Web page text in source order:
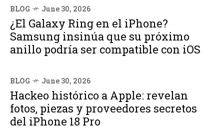
BLOG June 30, 2026
¿El Galaxy Ring en el iPhone?
Samsung insinúa que su próximo
anillo podría ser compatible con iOS
BLOG June 30, 2026
Hackeo histórico a Apple: revelan
fotos, piezas y proveedores secretos
del iPhone 18 Pro